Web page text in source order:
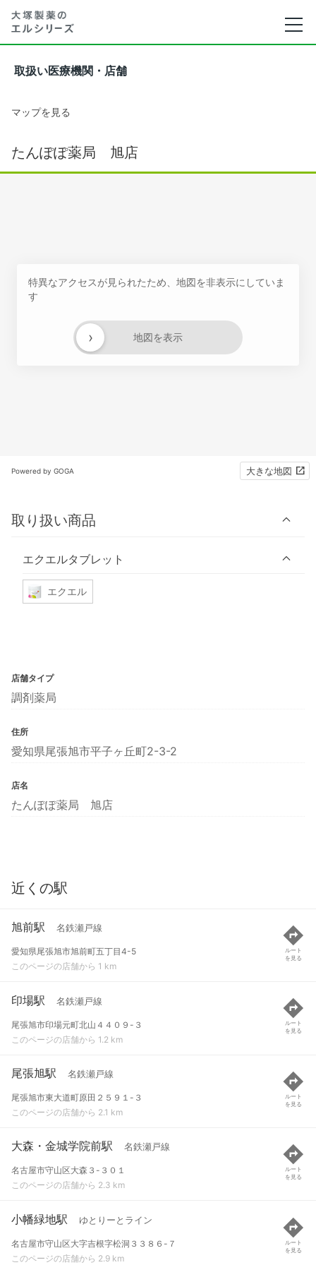
取扱い医療機関・店舗
マップを見る
たんぽぽ薬局 旭店
特異なアクセスが見られたため、地図を非表示にしていま
す
地図を表示
›
Powered by GOGA 大きな地図
取り扱い商品
エクエルタブレット
エクエル
店舗タイプ
調剤薬局
住所
愛知県尾張旭市平子ヶ丘町2-3-2
店名
たんぽぽ薬局 旭店
近くの駅
旭前駅 名鉄瀬戸線
愛知県尾張旭市旭前町五丁目4-5
このページの店舗から 1 km
ルート
を見る
印場駅 名鉄瀬戸線
尾張旭市印場元町北山４４０９-３
このページの店舗から 1.2 km
ルート
を見る
尾張旭駅 名鉄瀬戸線
尾張旭市東大道町原田２５９１-３
このページの店舗から 2.1 km
ルート
を見る
大森・金城学院前駅 名鉄瀬戸線
名古屋市守山区大森３-３０１
このページの店舗から 2.3 km
ルート
を見る
小幡緑地駅 ゆとりーとライン
名古屋市守山区大字吉根字松洞３３８６-７
このページの店舗から 2.9 km
ルート
を見る